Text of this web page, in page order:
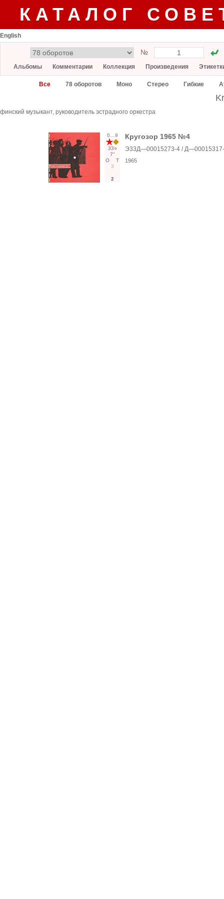
КАТАЛОГ
English
№
Альбомы Комментарии Коллекция Произведения
Все 78 оборотов Моно Стерео Гибкие
финский музыкант, руководитель эстрадного оркестра
0…9
33○
7"
О
Т
3
2
Кругозор 1965 №4
Э33Д—00015273-4 /
1965